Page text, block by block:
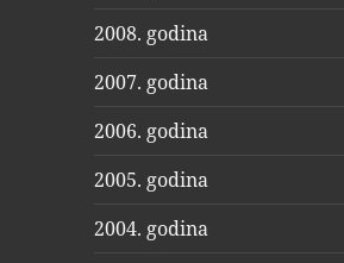
2008. godina
2007. godina
2006. godina
2005. godina
2004. godina